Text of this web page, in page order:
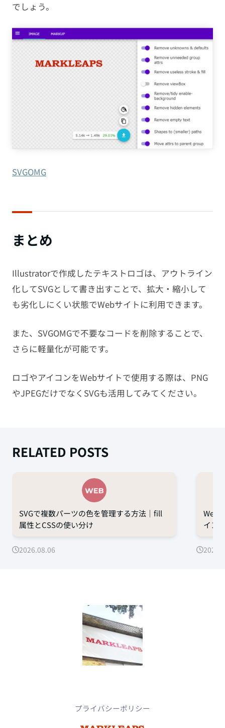
でしょう。
SVGOMG
まとめ
Illustratorで作成したテキストロゴは、アウトライン
化してSVGとして書き出すことで、拡大・縮小して
も劣化しにくい状態でWebサイトに利用できます。
また、SVGOMGで不要なコードを削除することで、
さらに軽量化が可能です。
ロゴやアイコンをWebサイトで使用する際は、PNG
やJPEGだけでなくSVGも活用してみてください。
RELATED POSTS
SVGで複数パーツの色を管理する方法｜fill
属性とCSSの使い分け
2026.08.06
Web
イン
プライバシーポリシー